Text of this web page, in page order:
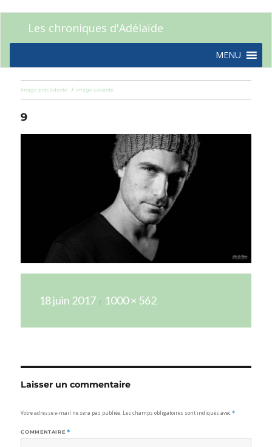
Les chroniques d'Adélaïde
MENU
Image précédente Image suivante
9
le
18 juin 2017
réelle
1000 × 562
Laisser un commentaire
Votre adresse e-mail ne sera pas publiée. Les champs obligatoires sont indiqués avec*
COMMENTAIRE *